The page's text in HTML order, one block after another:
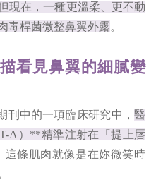
現在，一種更溫柔、更不動
毒桿菌微整鼻翼外露。
看見鼻翼的細膩變
刊中的一項臨床研究中， 醫
A）**精準注射在「提上唇
這條肌肉就像是在妳微笑時